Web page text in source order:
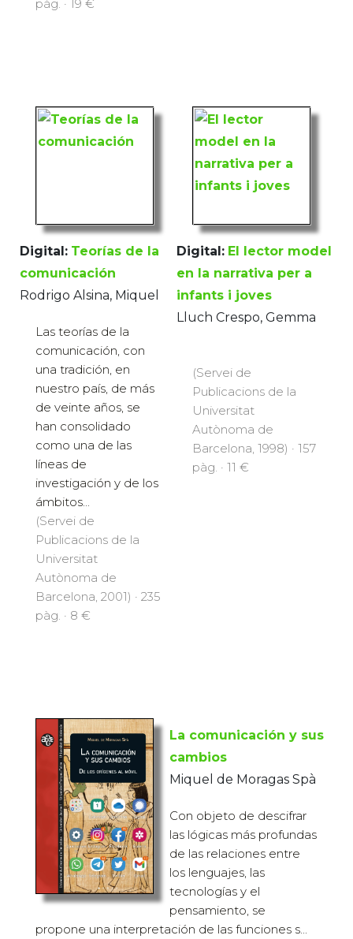
pàg. · 19 €
Digital: Teorías de la
comunicación
Rodrigo Alsina, Miquel
Las teorías de la
comunicación, con
una tradición, en
nuestro país, de más
de veinte años, se
han consolidado
como una de las
líneas de
investigación y de los
ámbitos...
(Servei de
Publicacions de la
Universitat
Autònoma de
Barcelona, 2001) · 235
pàg. · 8 €
Digital: El lector model
en la narrativa per a
infants i joves
Lluch Crespo, Gemma
(Servei de
Publicacions de la
Universitat
Autònoma de
Barcelona, 1998) · 157
pàg. · 11 €
La comunicación y sus
cambios
Miquel de Moragas Spà
Con objeto de descifrar
las lógicas más profundas
de las relaciones entre
los lenguajes, las
tecnologías y el
pensamiento, se
propone una interpretación de las funciones s...